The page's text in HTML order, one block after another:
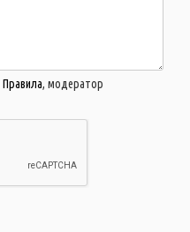
Правила, модератор